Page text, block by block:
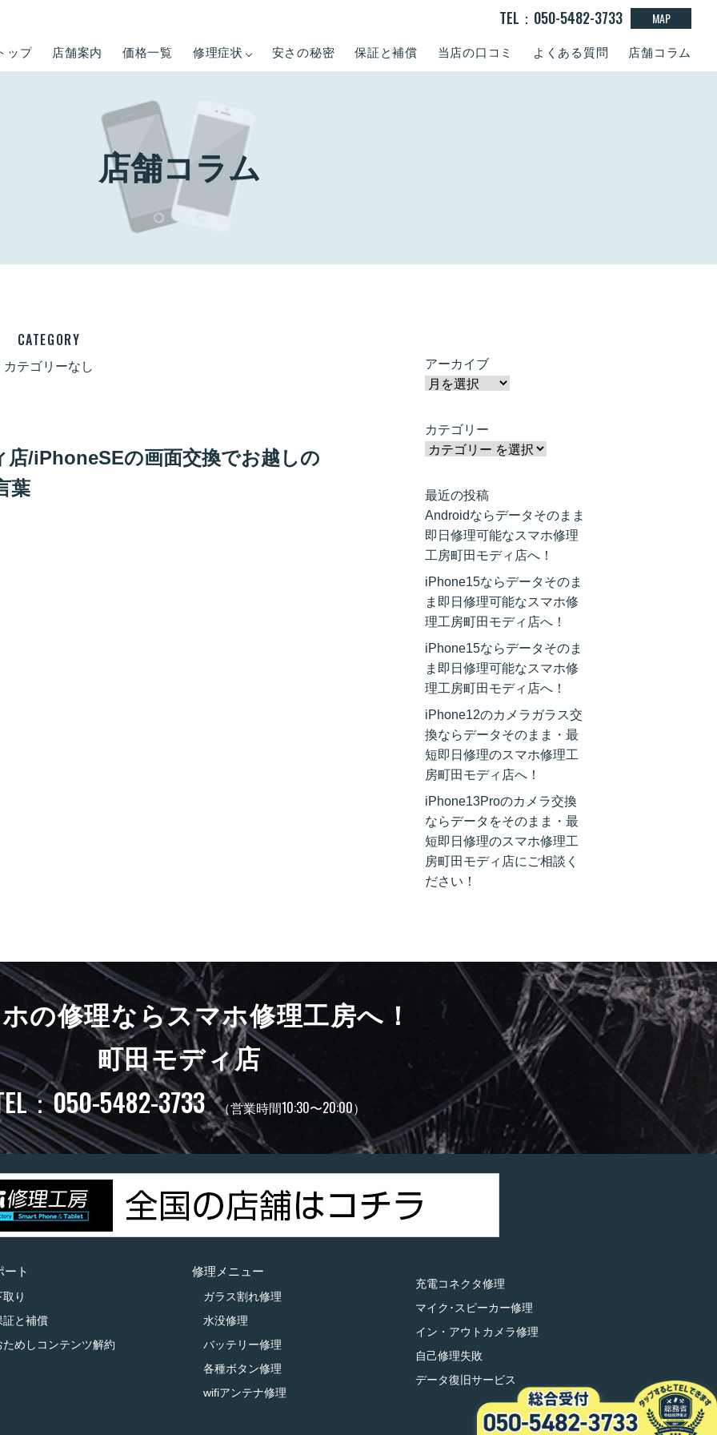
ップ 店舗案内 価格一覧 修理症状 安さの秘密 保証と補償 当店の口コミ よくある質問 店舗コラム
TEL：050-5482-3733 MAP
店舗コラム
CATEGORY
カテゴリーなし
店/iPhoneSEの画面交換でお越しの
葉
アーカイブ
カテゴリー
最近の投稿
Androidならデータそのまま
即日修理可能なスマホ修理
工房町田モディ店へ！
iPhone15ならデータそのま
ま即日修理可能なスマホ修
理工房町田モディ店へ！
iPhone15ならデータそのま
ま即日修理可能なスマホ修
理工房町田モディ店へ！
iPhone12のカメラガラス交
換ならデータそのまま・最
短即日修理のスマホ修理工
房町田モディ店へ！
iPhone13Proのカメラ交換
ならデータをそのまま・最
短即日修理のスマホ修理工
房町田モディ店にご相談く
ださい！
の修理ならスマホ修理工房へ！
町田モディ店
：050-5482-3733 （営業時間10:30〜20:00）
ート
取り
証と補償
ためしコンテンツ解約
修理メニュー
ガラス割れ修理
水没修理
バッテリー修理
各種ボタン修理
wifiアンテナ修理
充電コネクタ修理
マイク･スピーカー修理
イン・アウトカメラ修理
自己修理失敗
データ復旧サービス